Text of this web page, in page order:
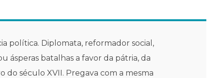
política. Diplomata, reformador social,
ásperas batalhas a favor da pátria, da
do século XVII. Pregava com a mesma